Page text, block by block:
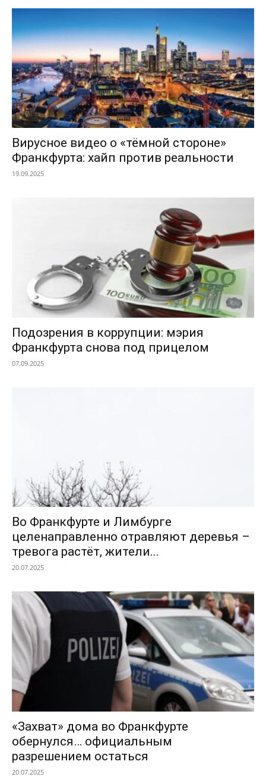
Вирусное видео о «тёмной стороне»
Франкфурта: хайп против реальности
19.09.2025
Подозрения в коррупции: мэрия
Франкфурта снова под прицелом
07.09.2025
Во Франкфурте и Лимбурге
целенаправленно отравляют деревья –
тревога растёт, жители...
20.07.2025
«Захват» дома во Франкфурте
обернулся… официальным
разрешением остаться
20.07.2025